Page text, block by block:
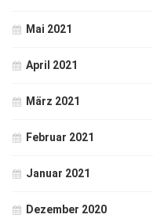
Mai 2021
April 2021
März 2021
Februar 2021
Januar 2021
Dezember 2020